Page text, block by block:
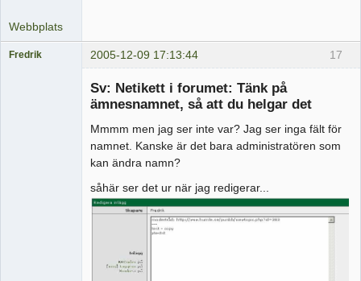
Webbplats
17
Fredrik 2005-12-09 17:13:44
Sv: Netikett i forumet: Tänk på
ämnesnamnet, så att du helgar det
Mmmm men jag ser inte var? Jag ser inga fält för
namnet. Kanske är det bara administratören som
kan ändra namn?
såhär ser det ur när jag redigerar...